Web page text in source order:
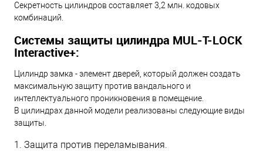
Секретность цилиндров составляет 3,2 млн. кодовых
комбинаций.
Системы защиты цилиндра MUL-T-LOCK
Interactive+:
Цилиндр замка - элемент дверей, который должен создать
максимальную защиту против вандального и
интеллектуального проникновения в помещение.
В цилиндрах данной модели реализованы следующие виды
защиты.
1. Защита против переламывания.